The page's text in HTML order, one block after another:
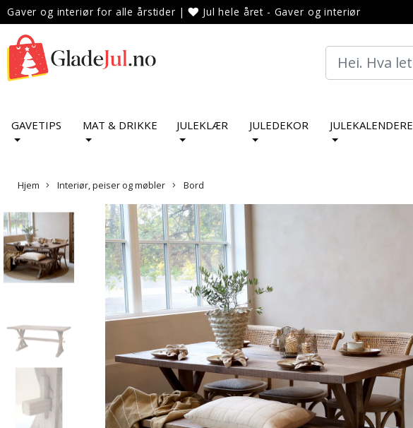
Gaver og interiør for alle årstider | Jul hele året - Gaver og interiør
GAVETIPS MAT & DRIKKE JULEKLÆR JULEDEKOR JULEKALENDERE
Hjem Interiør, peiser og møbler Bord